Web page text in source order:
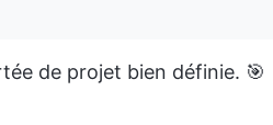
de projet bien définie. 🎯